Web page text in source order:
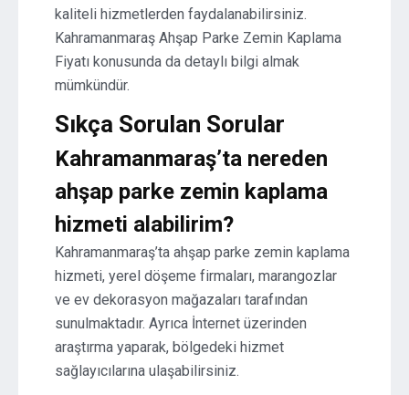
kaliteli hizmetlerden faydalanabilirsiniz.
Kahramanmaraş Ahşap Parke Zemin Kaplama
Fiyatı konusunda da detaylı bilgi almak
mümkündür.
Sıkça Sorulan Sorular
Kahramanmaraş’ta nereden
ahşap parke zemin kaplama
hizmeti alabilirim?
Kahramanmaraş’ta ahşap parke zemin kaplama
hizmeti, yerel döşeme firmaları, marangozlar
ve ev dekorasyon mağazaları tarafından
sunulmaktadır. Ayrıca İnternet üzerinden
araştırma yaparak, bölgedeki hizmet
sağlayıcılarına ulaşabilirsiniz.